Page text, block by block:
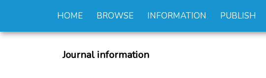
HOME BROWSE INFORMATION PUBLISH
Journal information